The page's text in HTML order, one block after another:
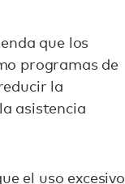
que los
programas de
la
asistencia
el uso excesivo